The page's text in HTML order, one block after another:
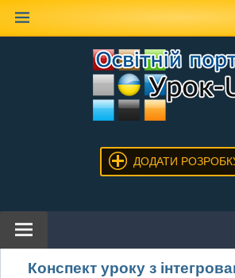
ДОДАТИ
Конспект уроку з